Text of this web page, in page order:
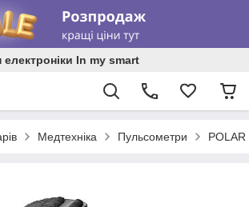
електроніки In my smart
Медтехніка Пульсометри